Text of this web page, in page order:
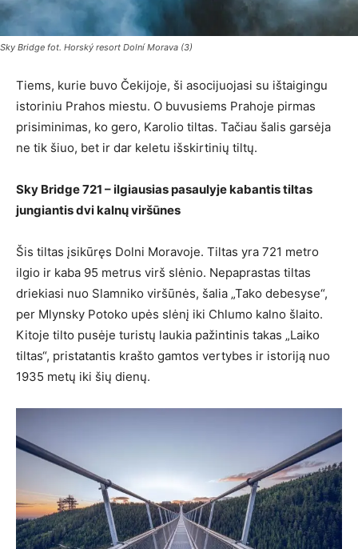
Sky Bridge fot. Horský resort Dolní Morava (3)
Tiems, kurie buvo Čekijoje, ši asocijuojasi su ištaigingu
istoriniu Prahos miestu. O buvusiems Prahoje pirmas
prisiminimas, ko gero, Karolio tiltas. Tačiau šalis garsėja
ne tik šiuo, bet ir dar keletu išskirtinių tiltų.
Sky Bridge 721 – ilgiausias pasaulyje kabantis tiltas
jungiantis dvi kalnų viršūnes
Šis tiltas įsikūręs Dolni Moravoje. Tiltas yra 721 metro
ilgio ir kaba 95 metrus virš slėnio. Nepaprastas tiltas
driekiasi nuo Slamniko viršūnės, šalia „Tako debesyse“,
per Mlynsky Potoko upės slėnį iki Chlumo kalno šlaito.
Kitoje tilto pusėje turistų laukia pažintinis takas „Laiko
tiltas“, pristatantis krašto gamtos vertybes ir istoriją nuo
1935 metų iki šių dienų.